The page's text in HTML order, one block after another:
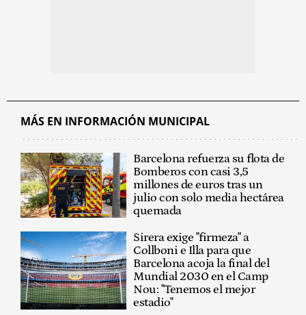
MÁS EN INFORMACIÓN MUNICIPAL
Barcelona refuerza su flota de
Bomberos con casi 3,5
millones de euros tras un
julio con solo media hectárea
quemada
Sirera exige "firmeza" a
Collboni e Illa para que
Barcelona acoja la final del
Mundial 2030 en el Camp
Nou: "Tenemos el mejor
estadio"